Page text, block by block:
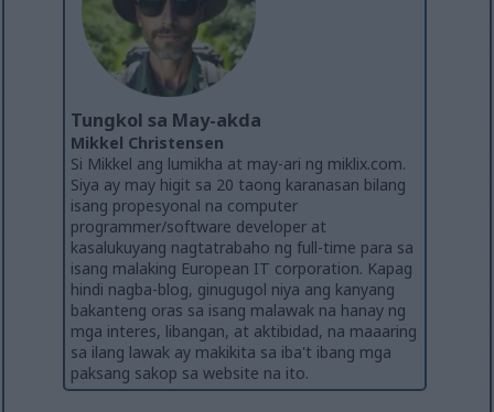
Tungkol sa May-akda
Mikkel Christensen
Si Mikkel ang lumikha at may-ari ng miklix.com.
Siya ay may higit sa 20 taong karanasan bilang
isang propesyonal na computer
programmer/software developer at
kasalukuyang nagtatrabaho ng full-time para sa
isang malaking European IT corporation. Kapag
hindi nagba-blog, ginugugol niya ang kanyang
bakanteng oras sa isang malawak na hanay ng
mga interes, libangan, at aktibidad, na maaaring
sa ilang lawak ay makikita sa iba't ibang mga
paksang sakop sa website na ito.